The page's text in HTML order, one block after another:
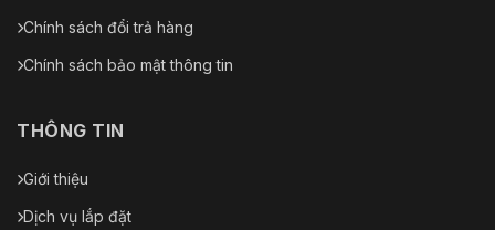
Chính sách đổi trả hàng
Chính sách bảo mật thông tin
THÔNG TIN
Giới thiệu
Dịch vụ lắp đặt